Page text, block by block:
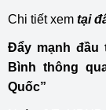
Chi tiết xem tại
Đẩy mạnh đầu
Bình thông
Quốc”